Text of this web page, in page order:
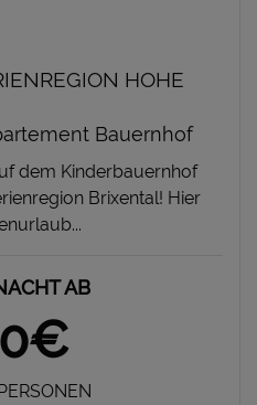
HOHE
Bauernhof
dem Kinderbauernhof
Brixental! Hier
AB